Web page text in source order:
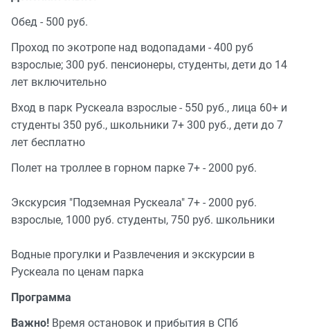
Обед - 500 руб.
Проход по экотропе над водопадами - 400 руб
взрослые; 300 руб. пенсионеры, студенты, дети до 14
лет включительно
Вход в парк Рускеала взрослые - 550 руб., лица 60+ и
студенты 350 руб., школьники 7+ 300 руб., дети до 7
лет бесплатно
Полет на троллее в горном парке 7+ - 2000 руб.
Экскурсия "Подземная Рускеала" 7+ - 2000 руб.
взрослые, 1000 руб. студенты, 750 руб. школьники
Водные прогулки и Развлечения и экскурсии в
Рускеала по ценам парка
Программа
Важно! Время остановок и прибытия в СПб